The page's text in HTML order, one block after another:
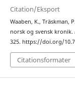
Citation/Eksport
Waaben, K., Träskman,
norsk og svensk kronik.
325. https://doi.org/
Citationsformater